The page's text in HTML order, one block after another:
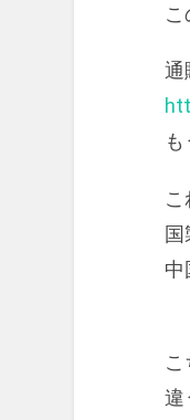
こ
通
中
違